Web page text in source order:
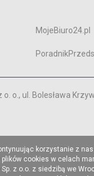
MojeBiuro24.pl
o., ul. Bolesława
korzystanie z
cookies w celach
z o.o. z siedzibą we